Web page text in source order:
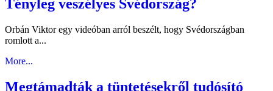
Tényleg veszélyes Svédország?
Orbán Viktor egy videóban arról beszélt, hogy Svédországban
romlott a...
More...
Megtámadták a tüntetésekről tudósító